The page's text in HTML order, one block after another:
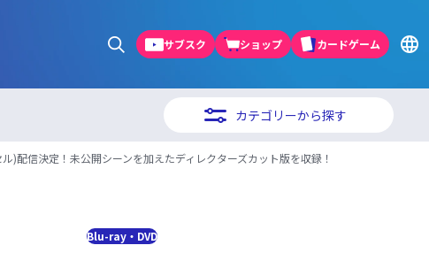
サブスク ショップ カードゲーム
カテゴリーから探す
)配信決定！未公開シーンを加えたディレクターズカット版を収録！
Blu-ray・DVD